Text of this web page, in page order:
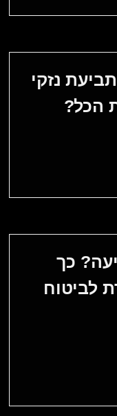
נזקי
הכל?
כך
לביטוח